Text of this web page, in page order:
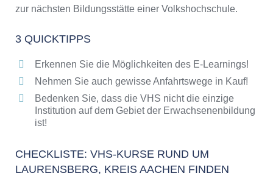
Das bundesweite Netzwerk der
Abendschulen rund um Laurensberg, Kreis
Checkliste: So erkennen Sie gute
Bildungsangebote der VHS
zur nächsten Bildungsstätte einer Volkshochschule.
3 QUICKTIPPS
Erkennen Sie die Möglichkeiten des E-Learnings!
Nehmen Sie auch gewisse Anfahrtswege in Kauf!
Bedenken Sie, dass die VHS nicht die einzige
Institution auf dem Gebiet der Erwachsenenbildung
ist!
CHECKLISTE: VHS-KURSE RUND UM
LAURENSBERG, KREIS AACHEN FINDEN